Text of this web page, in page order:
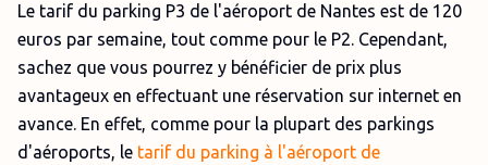
Le tarif du parking P3 de l'aéroport de Nantes est de 120
euros par semaine, tout comme pour le P2. Cependant,
sachez que vous pourrez y bénéficier de prix plus
avantageux en effectuant une réservation sur internet en
avance. En effet, comme pour la plupart des parkings
d'aéroports, le tarif du parking à l'aéroport de